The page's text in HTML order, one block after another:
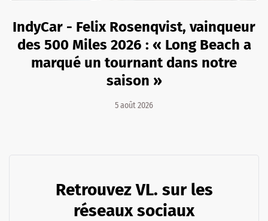
IndyCar - Felix Rosenqvist, vainqueur
des 500 Miles 2026 : « Long Beach a
marqué un tournant dans notre
saison »
5 août 2026
Retrouvez VL. sur les
réseaux sociaux